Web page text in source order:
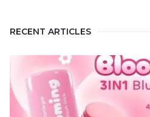
RECENT ARTICLES